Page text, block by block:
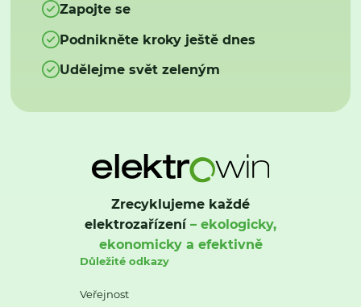
Zapojte se
Podnikněte kroky ještě dnes
Udělejme svět zeleným
Zrecyklujeme každé
elektrozařízení– ekologicky,
ekonomicky a efektivně
Důležité odkazy
Veřejnost